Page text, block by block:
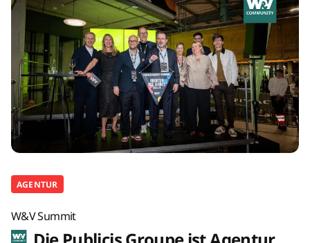
AGENTUR
W&V Summit